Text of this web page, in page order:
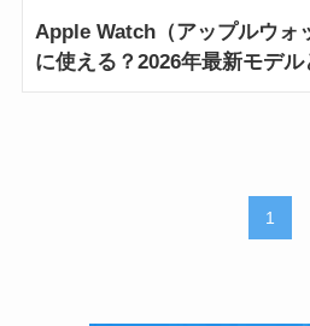
Apple Watch（アップルウォ
に使える？2026年最新モデ
1